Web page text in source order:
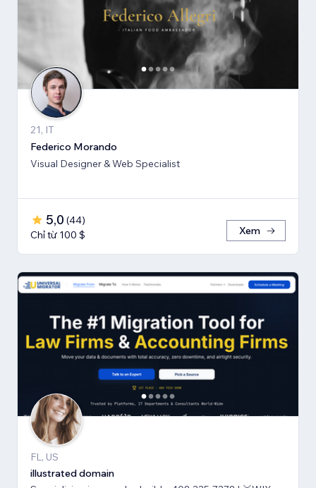
21, IT
Federico Morando
Visual Designer & Web Specialist
5,0 (44)
Chỉ từ 100 $
Xem
FL, US
illustrated domain